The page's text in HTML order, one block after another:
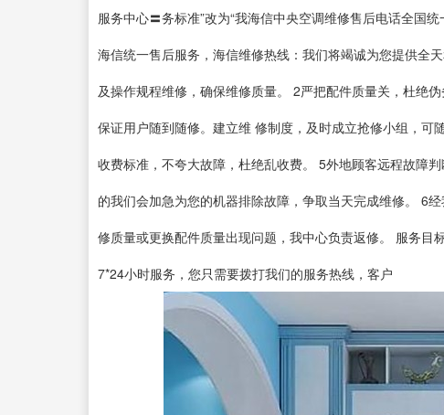
服务中心〓务标准”改为“我海信中央空调维修售后电话全国
海信统一售后服务，海信维修热线：我们将竭诚为您提供全
及操作规程维修，确保维修质量。 2严把配件质量关，杜绝
保证用户随到随修。建立维 修制度，及时成立抢修小组，
收费标准，不夸大故障，杜绝乱收费。 5外地顾客远程故障
的我们会加急为您的机器排除故障，争取当天完成维修。 6
修质量或更换配件质量出现问题，我中心负责返修。 服务
7*24小时服务，您只需要拨打我们的服务热线，客户